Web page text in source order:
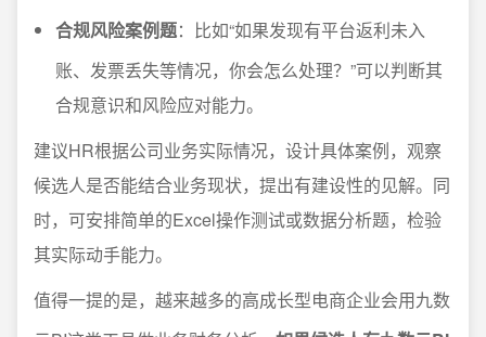
合规风险案例题：比如“如果发现有平台返利未入
账、发票丢失等情况，你会怎么处理？”可以判断其
合规意识和风险应对能力。
建议HR根据公司业务实际情况，设计具体案例，观察
候选人是否能结合业务现状，提出有建设性的见解。同
时，可安排简单的Excel操作测试或数据分析题，检验
其实际动手能力。
值得一提的是，越来越多的高成长型电商企业会用九数